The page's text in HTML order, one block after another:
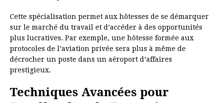
Cette spécialisation permet aux hôtesses de se démarquer
sur le marché du travail et d’accéder à des opportunités
plus lucratives. Par exemple, une hôtesse formée aux
protocoles de l’aviation privée sera plus à même de
décrocher un poste dans un aéroport d’affaires
prestigieux.
Techniques Avancées pour